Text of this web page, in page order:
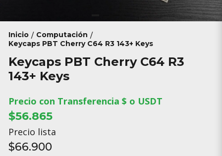
Inicio / Computación /
Keycaps PBT Cherry C64 R3 143+ Keys
Keycaps PBT Cherry C64 R3
143+ Keys
Precio con Transferencia $ o USDT
$56.865
Precio lista
$66.900